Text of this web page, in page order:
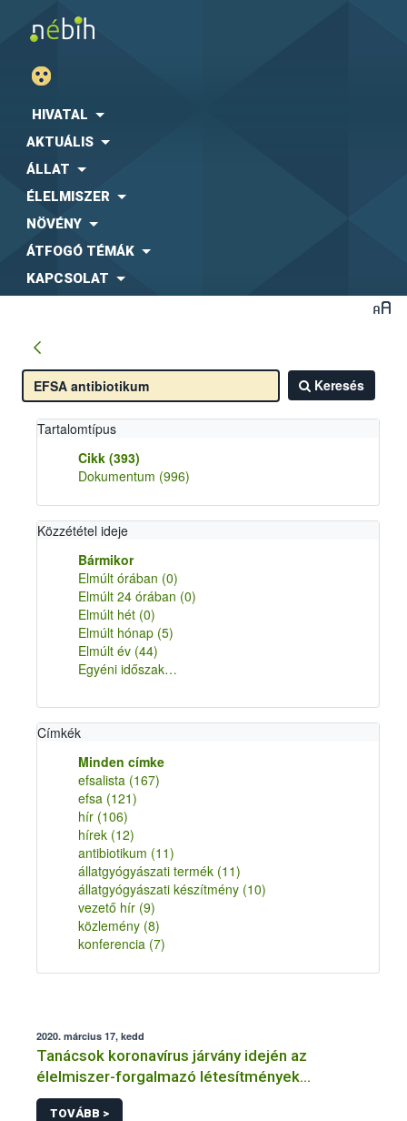
HIVATAL
AKTUÁLIS
ÁLLAT
ÉLELMISZER
NÖVÉNY
ÁTFOGÓ TÉMÁK
KAPCSOLAT
Keresés
Tartalomtípus
Cikk (393)
Dokumentum (996)
Közzététel ideje
Bármikor
Elmúlt órában (0)
Elmúlt 24 órában (0)
Elmúlt hét (0)
Elmúlt hónap (5)
Elmúlt év (44)
Egyéni időszak…
Címkék
Minden címke
efsalista (167)
efsa (121)
hír (106)
hírek (12)
antibiotikum (11)
állatgyógyászati termék (11)
állatgyógyászati készítmény (10)
vezető hír (9)
közlemény (8)
konferencia (7)
2020. március 17, kedd
Tanácsok koronavírus járvány idején az
élelmiszer-forgalmazó létesítmények
üzemeltetőinek
TOVÁBB >